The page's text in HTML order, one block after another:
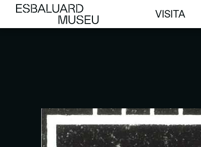
VISITA
VISITA